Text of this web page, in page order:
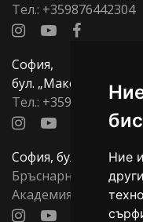
Ние
Тел.: +359876442304
София,
бул. „Македония“, 33
Тел.: +359877700705
София, бул. Тодор
Бръснарница:
Академия: